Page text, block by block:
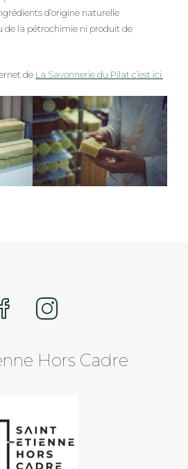
d’origine naturelle
de la pétrochimie ni produit de
de La Savonnerie du Pilat c’est ici.
Hors Cadre